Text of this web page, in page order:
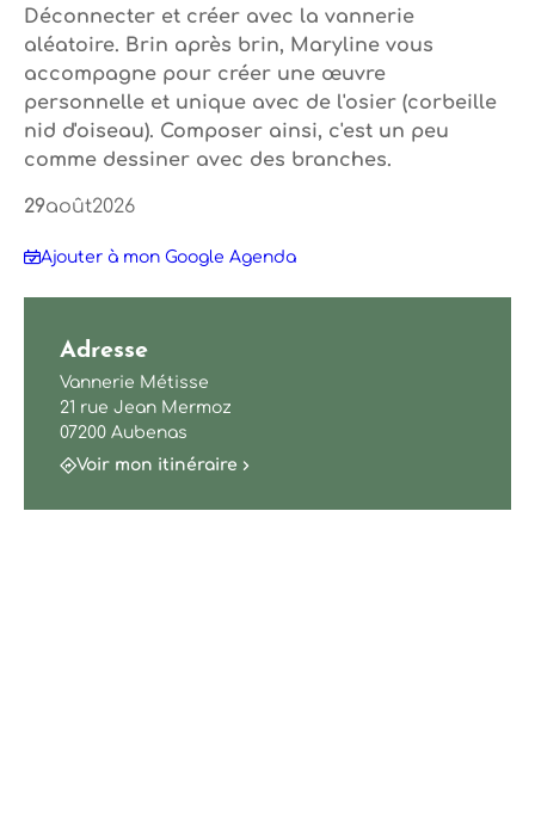
Déconnecter et créer avec la vannerie
aléatoire. Brin après brin, Maryline vous
accompagne pour créer une œuvre
personnelle et unique avec de l'osier (corbeille
nid d'oiseau). Composer ainsi, c'est un peu
comme dessiner avec des branches.
29août2026
Ajouter à mon Google Agenda
Adresse
Vannerie Métisse
21 rue Jean Mermoz
07200 Aubenas
Voir mon itinéraire